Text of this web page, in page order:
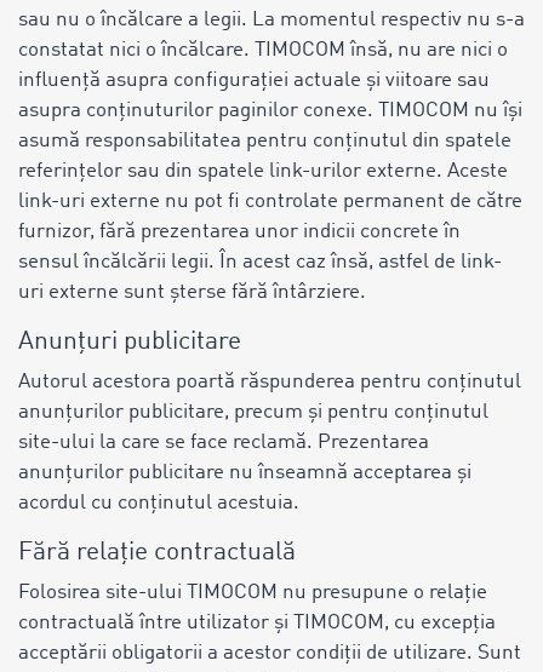
sau nu o încălcare a legii. La momentul respectiv nu s-a
constatat nici o încălcare. TIMOCOM însă, nu are nici o
influență asupra configurației actuale și viitoare sau
asupra conținuturilor paginilor conexe. TIMOCOM nu își
asumă responsabilitatea pentru conținutul din spatele
referințelor sau din spatele link-urilor externe. Aceste
link-uri externe nu pot fi controlate permanent de către
furnizor, fără prezentarea unor indicii concrete în
sensul încălcării legii. În acest caz însă, astfel de link-
uri externe sunt șterse fără întârziere.
Anunțuri publicitare
Autorul acestora poartă răspunderea pentru conținutul
anunțurilor publicitare, precum și pentru conținutul
site-ului la care se face reclamă. Prezentarea
anunțurilor publicitare nu înseamnă acceptarea și
acordul cu conținutul acestuia.
Fără relație contractuală
Folosirea site-ului TIMOCOM nu presupune o relație
contractuală între utilizator și TIMOCOM, cu excepția
acceptării obligatorii a acestor condiții de utilizare. Sunt